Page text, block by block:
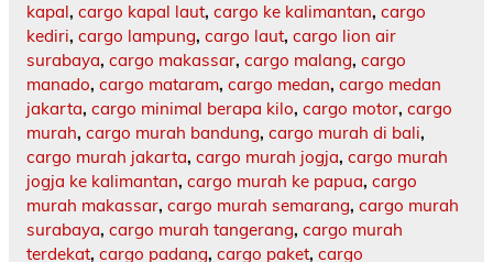
kapal, cargo kapal laut, cargo ke kalimantan, cargo
kediri, cargo lampung, cargo laut, cargo lion air
surabaya, cargo makassar, cargo malang, cargo
manado, cargo mataram, cargo medan, cargo medan
jakarta, cargo minimal berapa kilo, cargo motor, cargo
murah, cargo murah bandung, cargo murah di bali,
cargo murah jakarta, cargo murah jogja, cargo murah
jogja ke kalimantan, cargo murah ke papua, cargo
murah makassar, cargo murah semarang, cargo murah
surabaya, cargo murah tangerang, cargo murah
terdekat, cargo padang, cargo paket, cargo